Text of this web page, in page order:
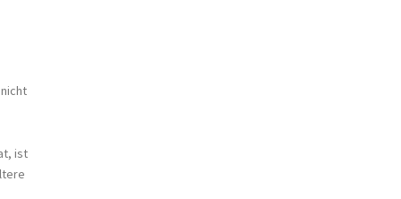
ist